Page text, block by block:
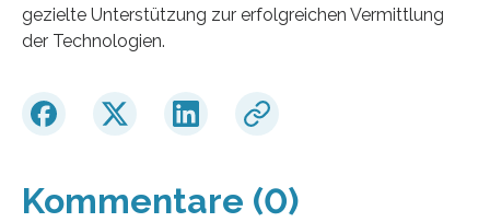
gezielte Unterstützung zur erfolgreichen Vermittlung
der Technologien.
Kommentare (0)